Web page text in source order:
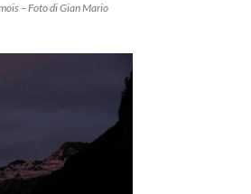
– Foto di Gian Mario